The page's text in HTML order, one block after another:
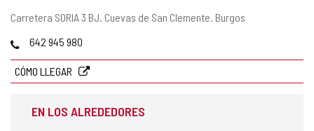
Dirección
Carretera SORIA 3 BJ. Cuevas de San Clemente. Burgos
Teléfonos
642 945 980
CÓMO LLEGAR
EN LOS ALREDEDORES